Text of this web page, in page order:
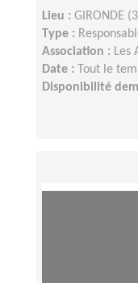
Lieu : GIRONDE
Type :
Association : Les
Date :
Tout le
Disponibilité